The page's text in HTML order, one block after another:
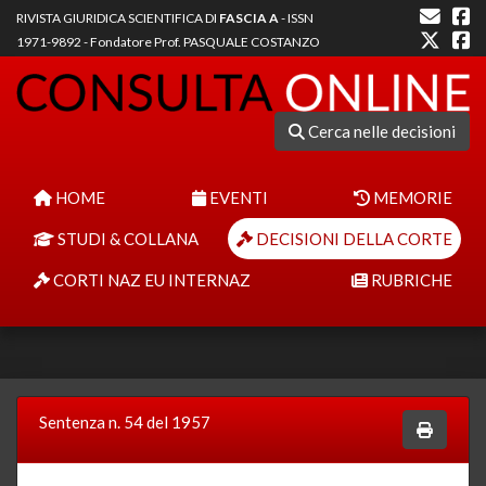
RIVISTA GIURIDICA SCIENTIFICA DI FASCIA A- ISSN
1971-9892 - Fondatore Prof. PASQUALE COSTANZO
Cerca nelle decisioni
HOME EVENTI MEMORIE
STUDI & COLLANA DECISIONI DELLA CORTE
CORTI NAZ EU INTERNAZ RUBRICHE
Sentenza n. 54 del 1957